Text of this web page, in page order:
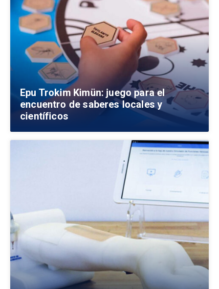
Epu Trokim Kimün: juego para el
encuentro de saberes locales y
científicos